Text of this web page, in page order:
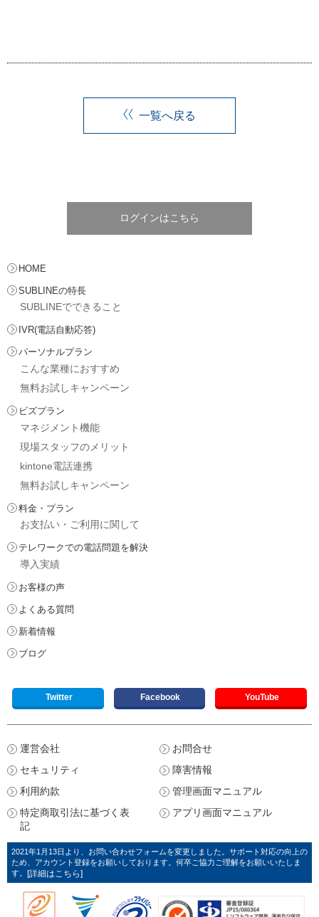
一覧へ戻る
ログインはこちら
HOME
SUBLINEの特長
SUBLINEでできること
IVR(電話自動応答)
パーソナルプラン
こんな業種におすすめ
無料お試しキャンペーン
ビズプラン
マネジメント機能
現場スタッフのメリット
kintone電話連携
無料お試しキャンペーン
料金・プラン
お支払い・ご利用に関して
テレワークでの電話問題を解決
導入実績
お客様の声
よくある質問
新着情報
ブログ
Twitter Facebook YouTube
運営会社
セキュリティ
利用約款
特定商取引法に基づく表
記
お問合せ
障害情報
管理画面マニュアル
アプリ画面マニュアル
2021年1月13日より、お問い合わせフォームを変更しました。サポート対応の向上の
ため、アカウント登録をお願いしております。何卒ご協力ご理解をお願いいたしま
す。 [詳細はこちら]